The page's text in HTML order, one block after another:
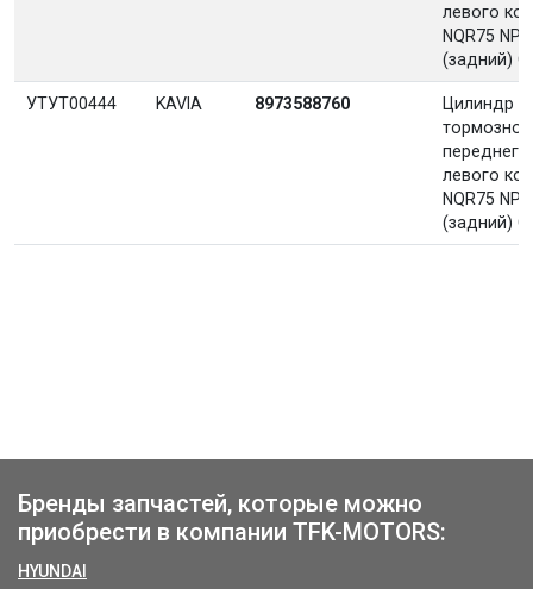
левого
NQR75
(задний)
УТУТ00444 KAVIA 8973588760
Цилиндр
тормозной
переднего
левого
NQR75
(задний)
Бренды запчастей, которые можно
приобрести в компании TFK-MOTORS:
HYUNDAI